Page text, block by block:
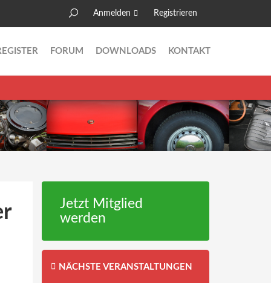
Anmelden Registrieren
Suche
FORUM DOWNLOADS KONTAKT
Jetzt Mitglied
werden
NÄCHSTE VERANSTALTUNGEN